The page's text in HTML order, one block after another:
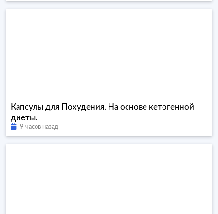
Капсулы для Похудения. На основе кетогенной
диеты.
9 часов назад